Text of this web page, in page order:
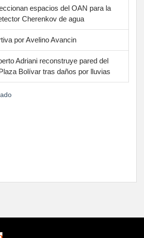
espacios del OAN para la
Cherenkov de agua
por Avelino Avancin
Adriani reconstruye pared del
Bolívar tras daños por lluvias